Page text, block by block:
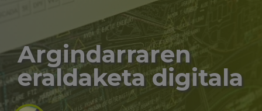
Argindarraren
eraldaketa digitala